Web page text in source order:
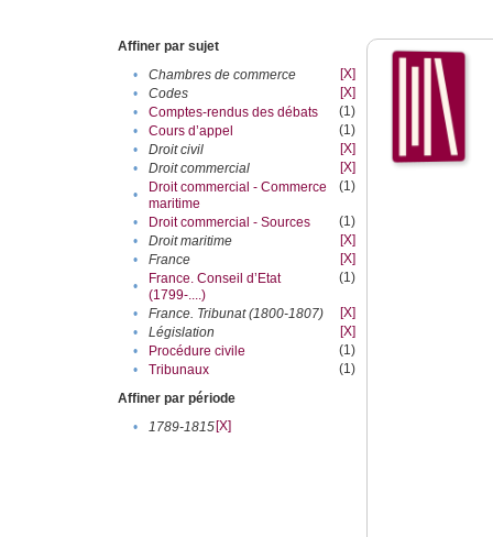
Affiner par sujet
•
Chambres de commerce
[X]
•
Codes
[X]
•
Comptes-rendus des débats
(1)
•
Cours d’appel
(1)
•
Droit civil
[X]
•
Droit commercial
[X]
•
Droit commercial - Commerce
maritime
(1)
• Droit commercial - Sources
(1)
•
Droit maritime
[X]
•
France
[X]
•
France. Conseil d’Etat
(1799-....)
(1)
• France. Tribunat (1800-1807)
[X]
•
Législation
[X]
•
Procédure civile
(1)
•
Tribunaux
(1)
Affiner par période
•
1789-1815[X]